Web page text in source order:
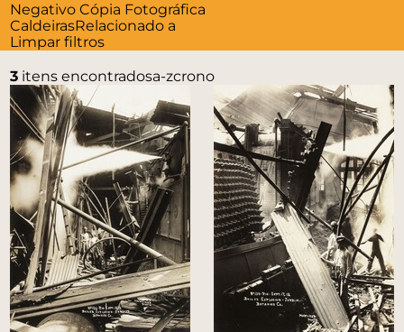
Negativo Cópia Fotográfica
CaldeirasRelacionado a
Limpar filtros
3 itens encontradosa-zcrono